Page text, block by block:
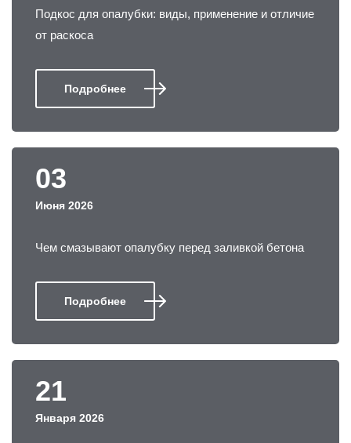
Подкос для опалубки: виды, применение и отличие
от раскоса
Подробнее
03
Июня 2026
Чем смазывают опалубку перед заливкой бетона
Подробнее
21
Января 2026